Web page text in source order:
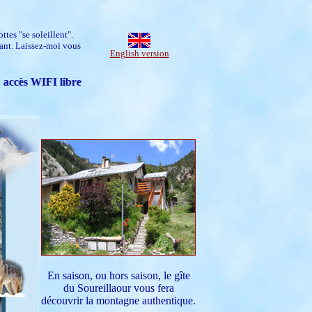
"se soleillent".
Laissez-moi vous
English version
accès WIFI libre
En saison, ou hors saison, le gîte
du Soureillaour vous fera
découvrir la montagne authentique.